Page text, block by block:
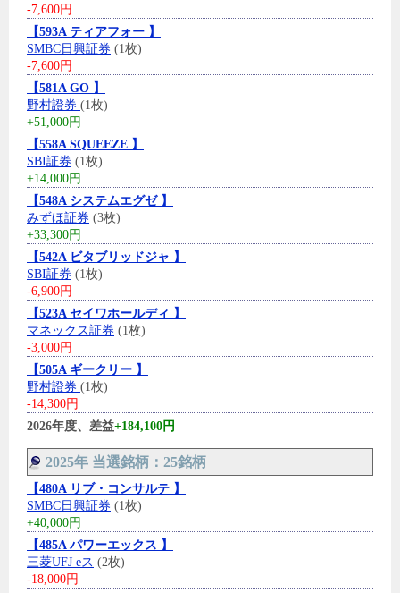
-7,600円
【593A ティアフォー 】
SMBC日興証券 (1枚)
-7,600円
【581A GO 】
野村證券 (1枚)
+51,000円
【558A SQUEEZE 】
SBI証券 (1枚)
+14,000円
【548A システムエグゼ 】
みずほ証券 (3枚)
+33,300円
【542A ビタブリッドジャ 】
SBI証券 (1枚)
-6,900円
【523A セイワホールディ 】
マネックス証券 (1枚)
-3,000円
【505A ギークリー 】
野村證券 (1枚)
-14,300円
2026年度、差益+184,100円
2025年 当選銘柄：25銘柄
【480A リブ・コンサルテ 】
SMBC日興証券 (1枚)
+40,000円
【485A パワーエックス 】
三菱UFJ eス (2枚)
-18,000円